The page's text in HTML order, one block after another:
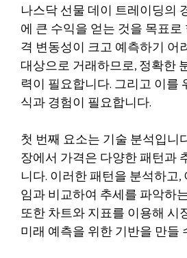
나스닥 선물 데이 트레이딩의
에 큰 수익을 얻는 것을 목표
격 변동성이 크고 예측하기 어
대상으로 거래하므로, 정확한
력이 필요합니다. 그리고 이를
식과 경험이 필요합니다.
첫 번째 요소는 기술 분석입니
장에서 가격은 다양한 패턴과
니다. 이러한 패턴을 분석하고,
임과 비교하여 추세를 파악하
또한 차트와 지표를 이용해 시
미래 예측을 위한 기반을 만들